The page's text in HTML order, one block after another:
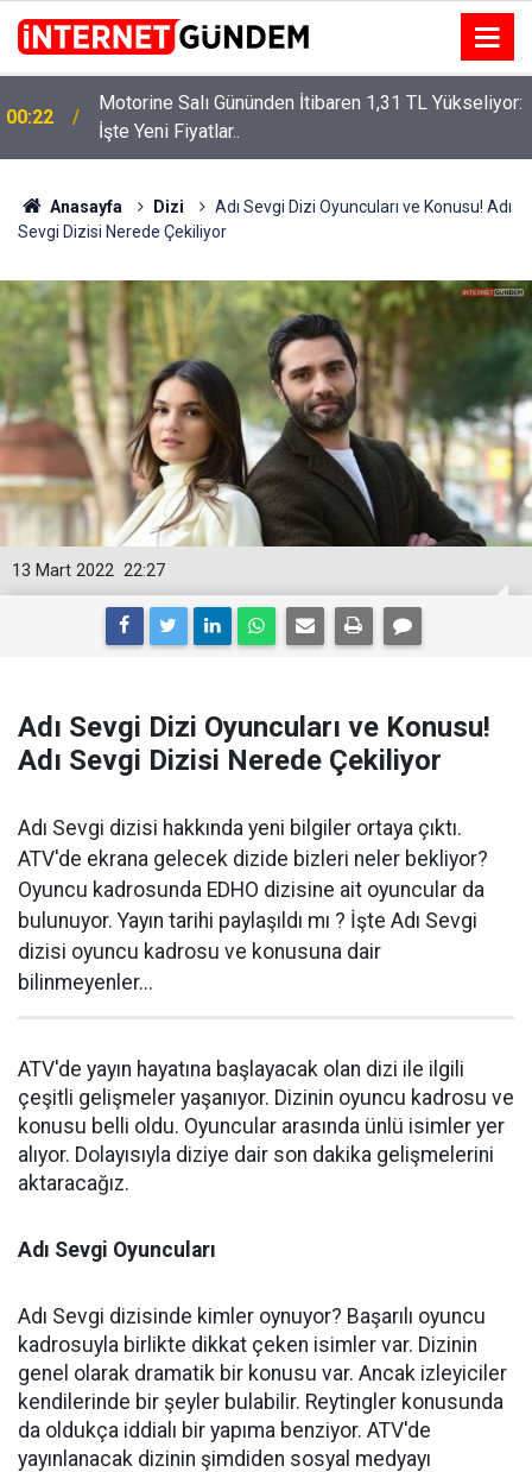
00:22
Motorine Salı Gününden İtibaren 1,31 TL Yükseliyor:
İşte Yeni Fiyatlar..
Anasayfa Dizi
Adı Sevgi Dizi Oyuncuları ve Konusu! Adı
Sevgi Dizisi Nerede Çekiliyor
22:27
13 Mart 2022
Adı Sevgi Dizi Oyuncuları ve Konusu!
Adı Sevgi Dizisi Nerede Çekiliyor
Adı Sevgi dizisi hakkında yeni bilgiler ortaya çıktı.
ATV'de ekrana gelecek dizide bizleri neler bekliyor?
Oyuncu kadrosunda EDHO dizisine ait oyuncular da
bulunuyor. Yayın tarihi paylaşıldı mı ? İşte Adı Sevgi
dizisi oyuncu kadrosu ve konusuna dair
bilinmeyenler...
ATV'de yayın hayatına başlayacak olan dizi ile ilgili
çeşitli gelişmeler yaşanıyor. Dizinin oyuncu kadrosu ve
konusu belli oldu. Oyuncular arasında ünlü isimler yer
alıyor. Dolayısıyla diziye dair son dakika gelişmelerini
aktaracağız.
Adı Sevgi Oyuncuları
Adı Sevgi dizisinde kimler oynuyor? Başarılı oyuncu
kadrosuyla birlikte dikkat çeken isimler var. Dizinin
genel olarak dramatik bir konusu var. Ancak izleyiciler
kendilerinde bir şeyler bulabilir. Reytingler konusunda
da oldukça iddialı bir yapıma benziyor. ATV'de
yayınlanacak dizinin şimdiden sosyal medyayı